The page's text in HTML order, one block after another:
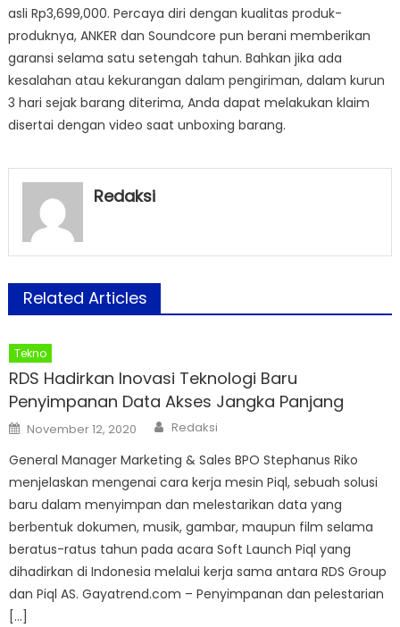
asli Rp3,699,000. Percaya diri dengan kualitas produk-
produknya, ANKER dan Soundcore pun berani memberikan
garansi selama satu setengah tahun. Bahkan jika ada
kesalahan atau kekurangan dalam pengiriman, dalam kurun
3 hari sejak barang diterima, Anda dapat melakukan klaim
disertai dengan video saat unboxing barang.
Redaksi
Related Articles
Tekno
RDS Hadirkan Inovasi Teknologi Baru
Penyimpanan Data Akses Jangka Panjang
Posted
on
November 12, 2020 Author
Redaksi
General Manager Marketing & Sales BPO Stephanus Riko
menjelaskan mengenai cara kerja mesin Piql, sebuah solusi
baru dalam menyimpan dan melestarikan data yang
berbentuk dokumen, musik, gambar, maupun film selama
beratus-ratus tahun pada acara Soft Launch Piql yang
dihadirkan di Indonesia melalui kerja sama antara RDS Group
dan Piql AS. Gayatrend.com – Penyimpanan dan pelestarian
[…]